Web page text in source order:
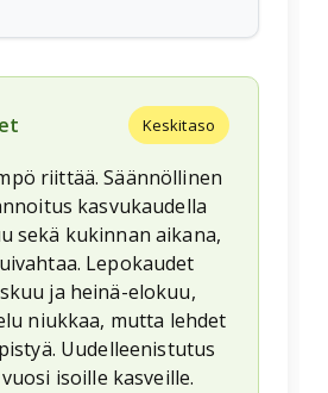
Keskitaso
riittää. Säännöllinen
kasvukaudella
sekä kukinnan aikana,
Lepokaudet
ja heinä-elokuu,
niukkaa, mutta lehdet
Uudelleenistutus
isoille kasveille.